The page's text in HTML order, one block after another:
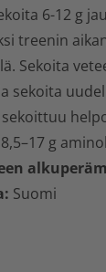
6-12 g
treenin
Sekoita
sekoita
g
Suomi